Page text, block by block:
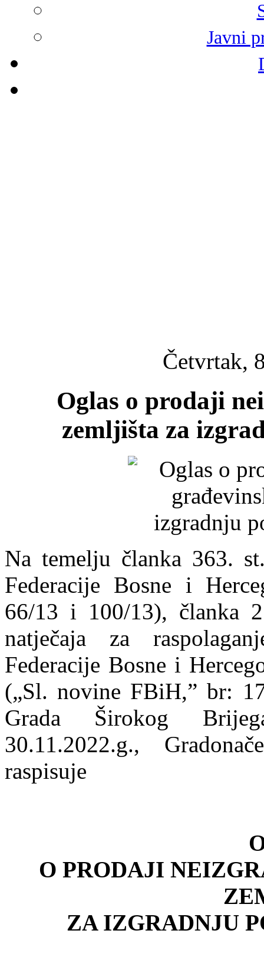
Javni
Četvrtak,
Oglas o prodaji
zemljišta za
Na temelju članka 363.
Federacije Bosne i
66/13 i 100/13), članka
natječaja za
Federacije Bosne i
(„Sl. novine FBiH,” br:
Grada Širokog
30.11.2022.g.,
raspisuje
O PRODAJI
ZA IZGRADNJU